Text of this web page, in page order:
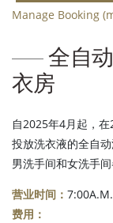
Manage Booking
全自
衣房
自2025年4月起，
投放洗衣液的全自动
男洗手间和女洗手间
营业时间：
费用：